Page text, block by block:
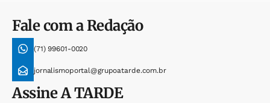
Fale com a Redação
(71) 99601-0020
jornalismoportal@grupoatarde.com.br
AssineA TARDE